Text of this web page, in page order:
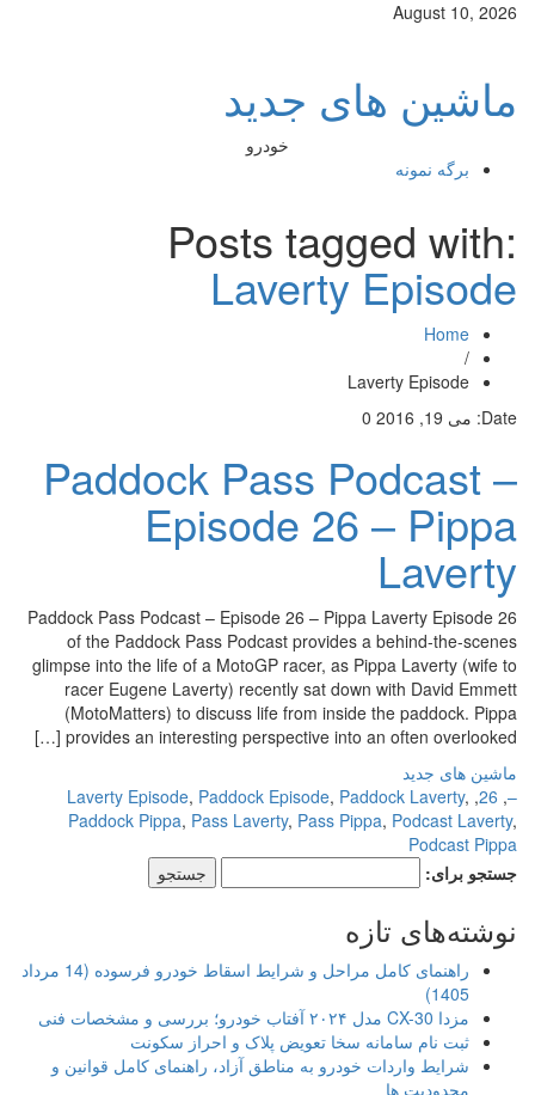
August 10, 2026
ماشین های جدید
خودرو
برگه نمونه
Posts tagged with:
Laverty Episode
Home
/
Laverty Episode
Date: می 19, 2016 0
Paddock Pass Podcast –
Episode 26 – Pippa
Laverty
Paddock Pass Podcast – Episode 26 – Pippa Laverty Episode 26
of the Paddock Pass Podcast provides a behind-the-scenes
glimpse into the life of a MotoGP racer, as Pippa Laverty (wife to
racer Eugene Laverty) recently sat down with David Emmett
(MotoMatters) to discuss life from inside the paddock. Pippa
provides an interesting perspective into an often overlooked […]
ماشین های جدید
,
26
,
Laverty Episode,Paddock Episode,Paddock Laverty,
Paddock Pippa,Pass Laverty,Pass Pippa,Podcast Laverty
Podcast Pippa
جستجو برای:
نوشته‌های تازه
راهنمای کامل مراحل و شرایط اسقاط خودرو فرسوده (14 مرداد
1405)
مزدا CX-30 مدل ۲۰۲۴ آفتاب خودرو؛ بررسی و مشخصات فنی
ثبت نام سامانه سخا تعویض پلاک و احراز سکونت
شرایط واردات خودرو به مناطق آزاد، راهنمای کامل قوانین و
محدودیت ها